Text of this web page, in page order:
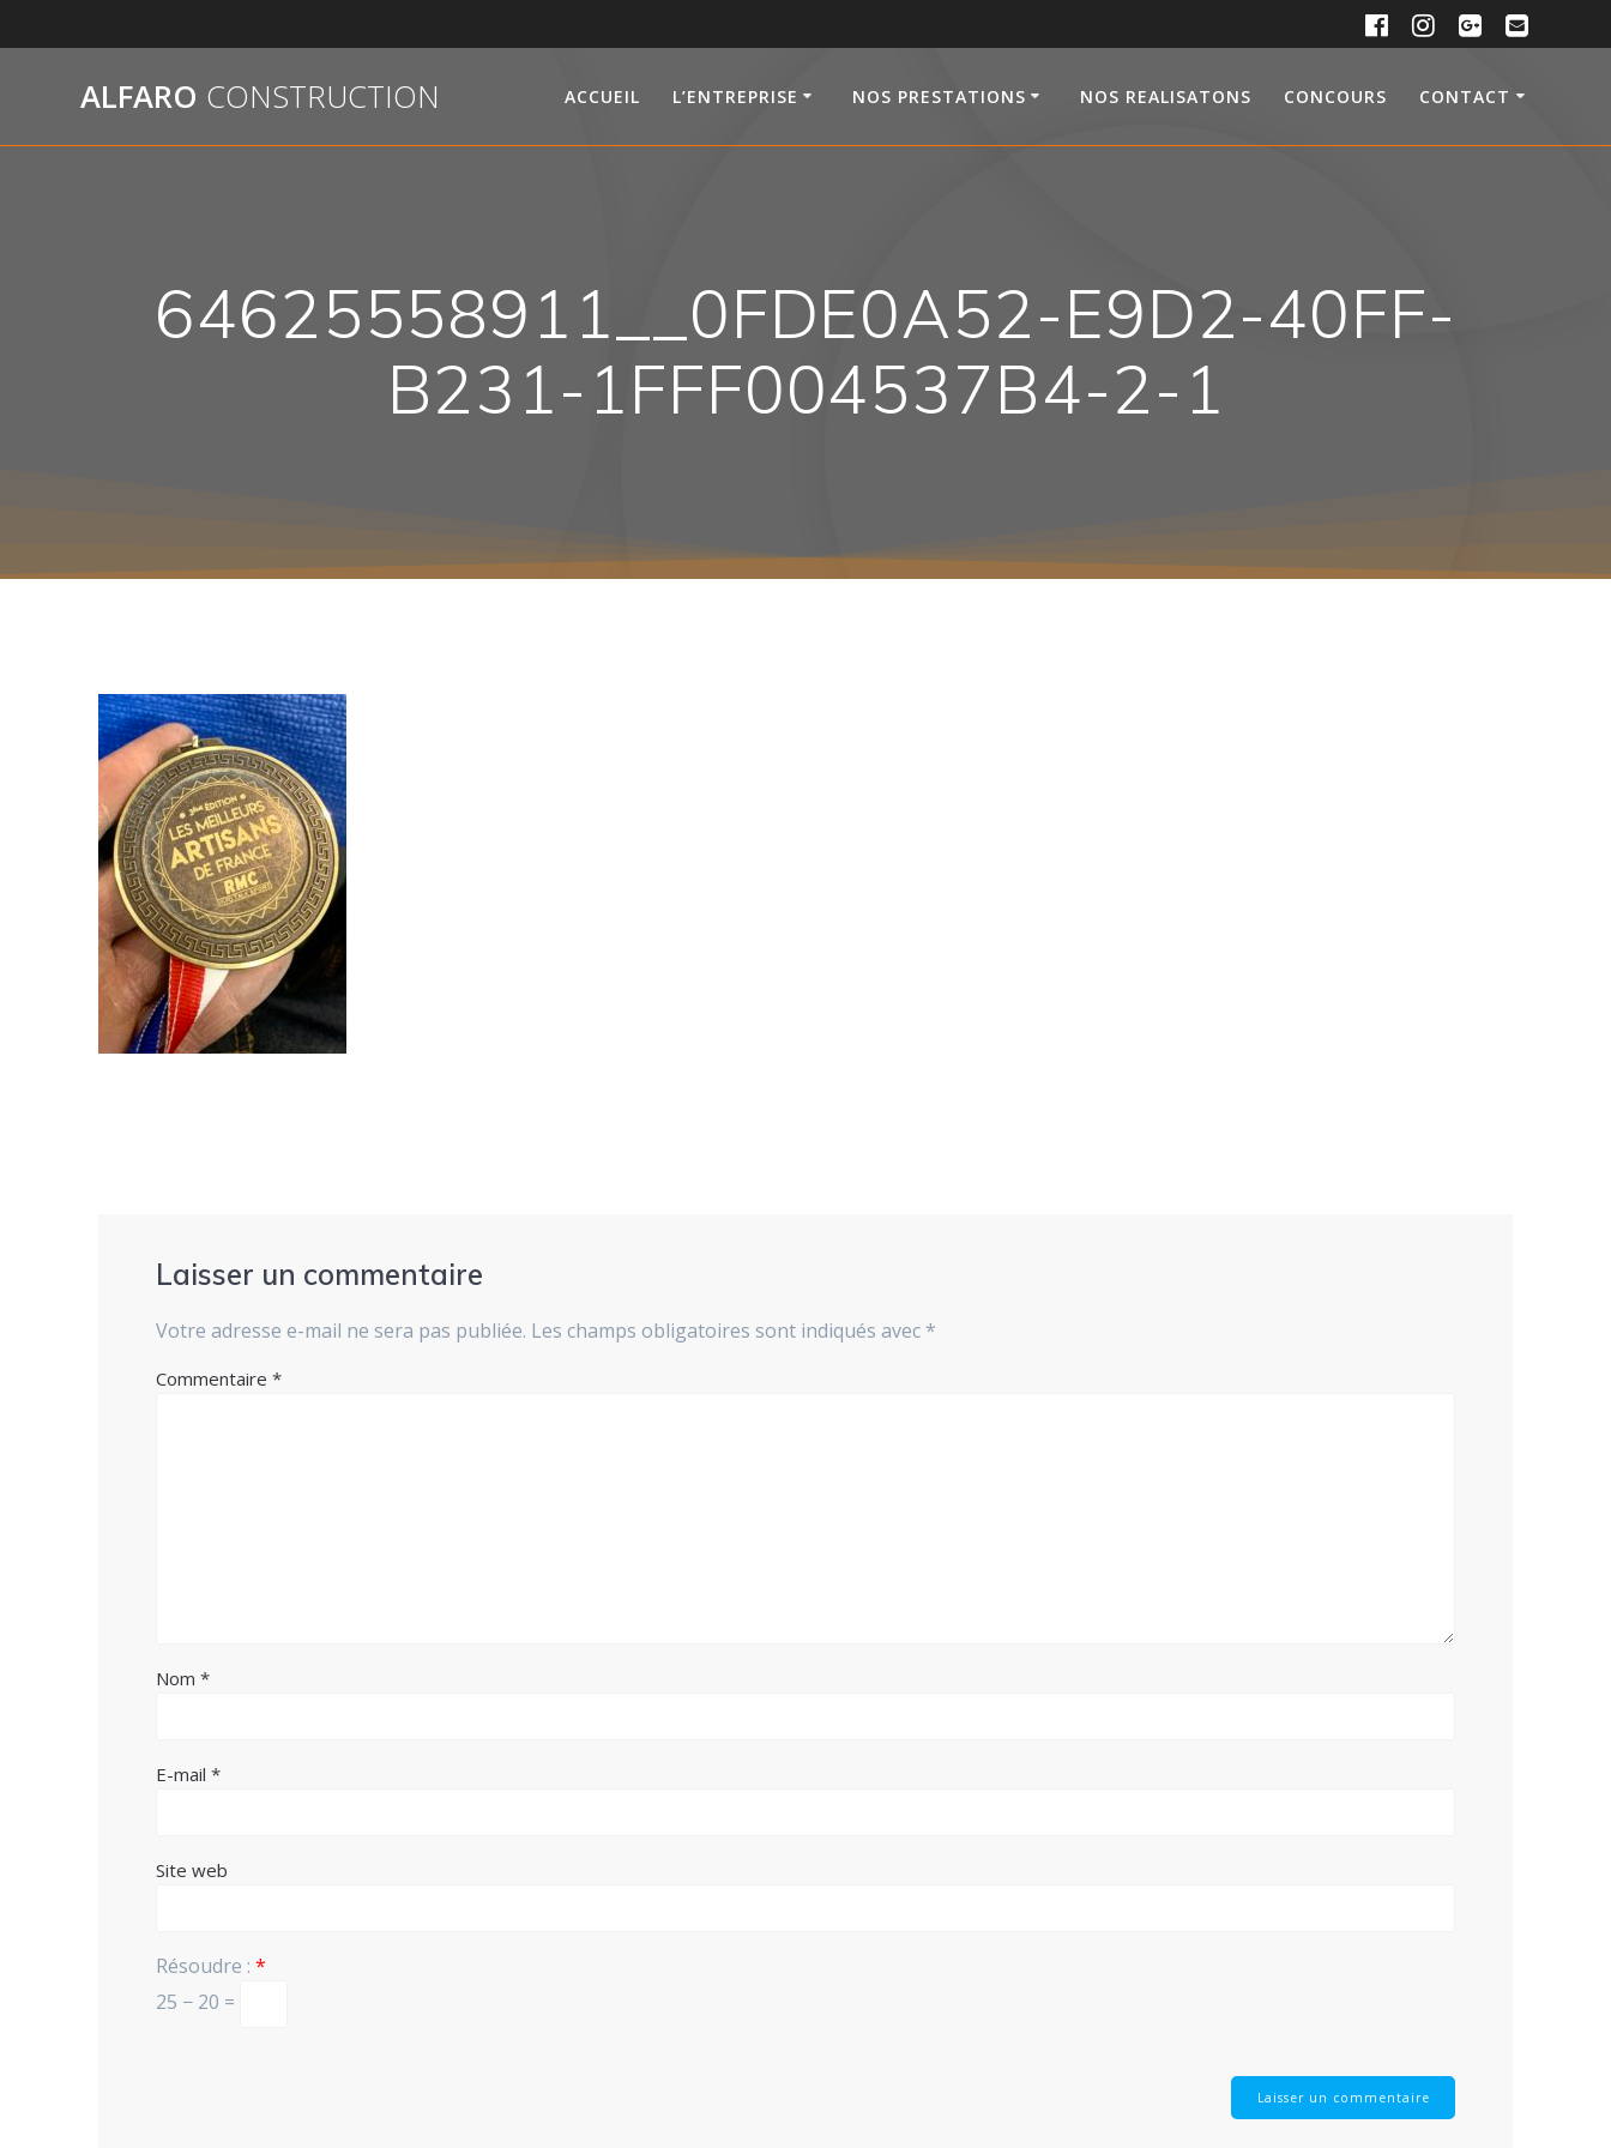
au
ALFARO CONSTRUCTION ACCUEIL L’ENTREPRISE NOS PRESTATIONS NOS REALISATONS CONCOURS CONTACT
64625558911__0FDE0A52-E9D2-40FF-
B231-1FFF004537B4-2-1
Laisser un commentaire
Votre adresse e-mail ne sera pas publiée. Les champs obligatoires sont indiqués avec *
Commentaire*
Nom*
E-mail*
Site web
Résoudre :*
25 − 20 =